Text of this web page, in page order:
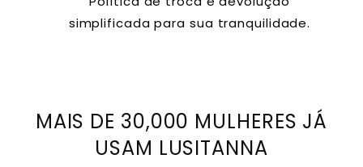
simplificada para sua tranquilidade.
MAIS DE 30,000 MULHERES JÁ
USAM LUSITANNA